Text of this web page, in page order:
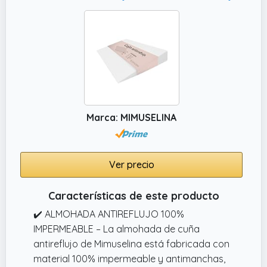
Marca: MIMUSELINA
Ver precio
Características de este producto
✔️ ALMOHADA ANTIREFLUJO 100%
IMPERMEABLE – La almohada de cuña
antireflujo de Mimuselina está fabricada con
material 100% impermeable y antimanchas,